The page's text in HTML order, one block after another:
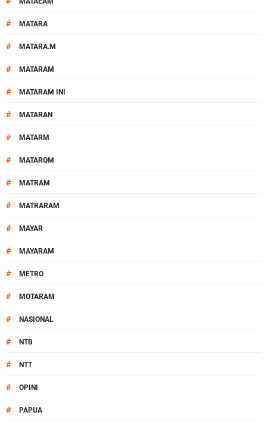
# MATARA
# MATARA.M
# MATARAM
# MATARAM INI
# MATARAN
# MATARM
# MATARQM
# MATRAM
# MATRARAM
# MAYAR
# MAYARAM
# METRO
# MOTARAM
# NASIONAL
# NTB
# NTT
# OPINI
# PAPUA